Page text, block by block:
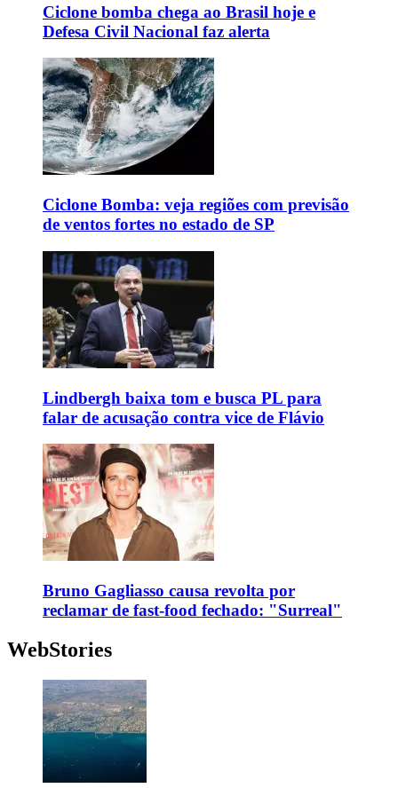
Ciclone bomba chega ao Brasil hoje e
Defesa Civil Nacional faz alerta
Ciclone Bomba: veja regiões com previsão
de ventos fortes no estado de SP
Lindbergh baixa tom e busca PL para
falar de acusação contra vice de Flávio
Bruno Gagliasso causa revolta por
reclamar de fast-food fechado: "Surreal"
WebStories